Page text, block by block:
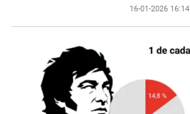
16-01-2026 16:14